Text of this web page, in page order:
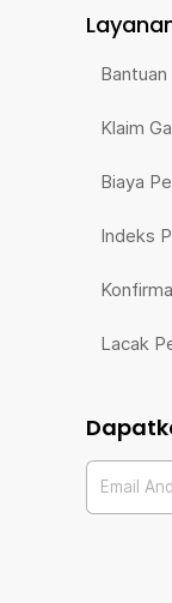
Bantuan
Klaim
Biaya
Indeks
Lacak
Email